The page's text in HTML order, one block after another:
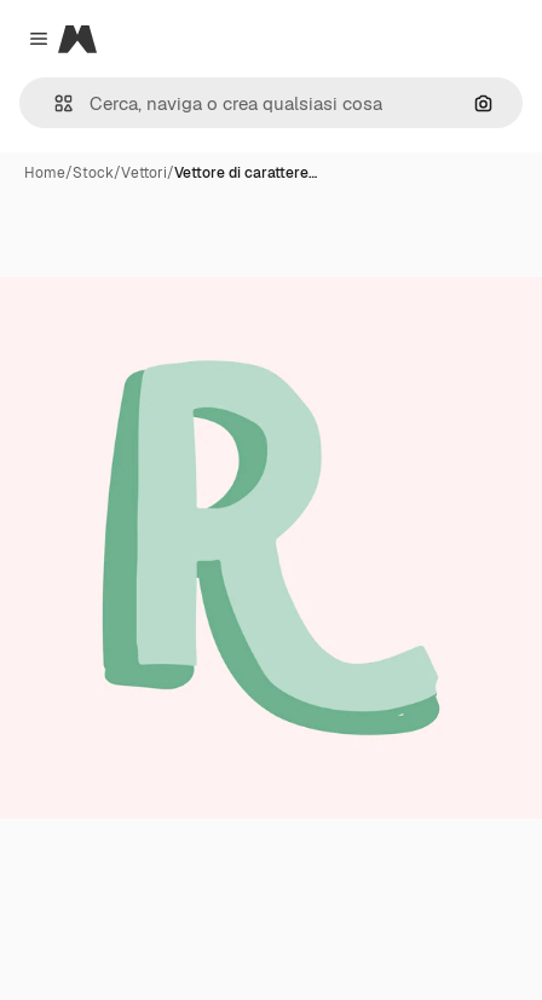
Close menu
Magnific
Cerca
Home/Stock/Vettori/Vettore di carattere…